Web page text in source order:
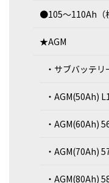
●105～110Ah（
★AGM
・サブバッテリ
・AGM(50Ah)
・AGM(60Ah)
・AGM(70Ah)
・AGM(80Ah)